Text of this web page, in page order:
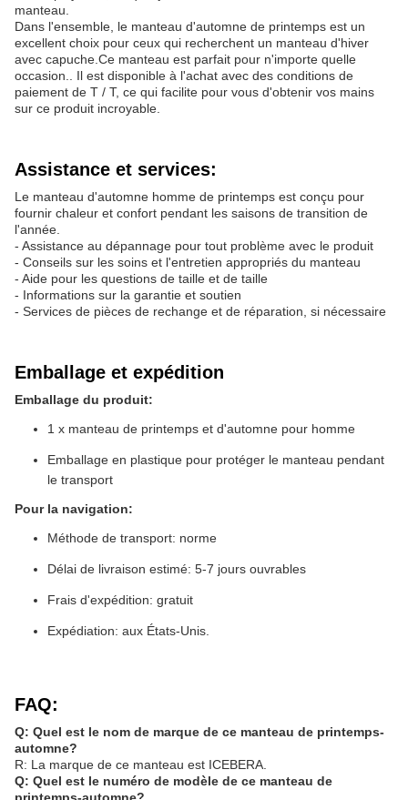
manteau.
Dans l'ensemble, le manteau d'automne de printemps est un
excellent choix pour ceux qui recherchent un manteau d'hiver
avec capuche.Ce manteau est parfait pour n'importe quelle
occasion.. Il est disponible à l'achat avec des conditions de
paiement de T / T, ce qui facilite pour vous d'obtenir vos mains
sur ce produit incroyable.
Assistance et services:
Le manteau d'automne homme de printemps est conçu pour
fournir chaleur et confort pendant les saisons de transition de
l'année.
- Assistance au dépannage pour tout problème avec le produit
- Conseils sur les soins et l'entretien appropriés du manteau
- Aide pour les questions de taille et de taille
- Informations sur la garantie et soutien
- Services de pièces de rechange et de réparation, si nécessaire
Emballage et expédition
Emballage du produit:
1 x manteau de printemps et d'automne pour homme
Emballage en plastique pour protéger le manteau pendant
le transport
Pour la navigation:
Méthode de transport: norme
Délai de livraison estimé: 5-7 jours ouvrables
Frais d'expédition: gratuit
Expédiation: aux États-Unis.
FAQ:
Q: Quel est le nom de marque de ce manteau de printemps-
automne?
R: La marque de ce manteau est ICEBERA.
Q: Quel est le numéro de modèle de ce manteau de